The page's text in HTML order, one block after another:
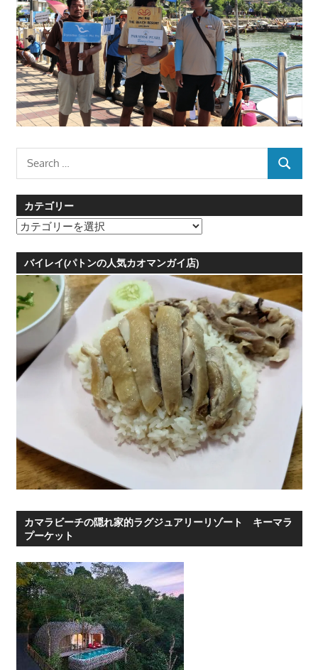
Search
SEARCH
カテゴリー
カ
ゴ
ー
バイレイ(パトンの人気カオマンガイ店)
カマラビーチの隠れ家的ラグジュアリーリゾート キーマラ
プーケット